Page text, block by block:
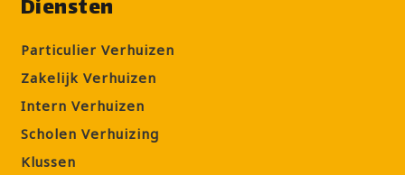
Diensten
Particulier Verhuizen
Zakelijk Verhuizen
Intern Verhuizen
Scholen Verhuizing
Klussen